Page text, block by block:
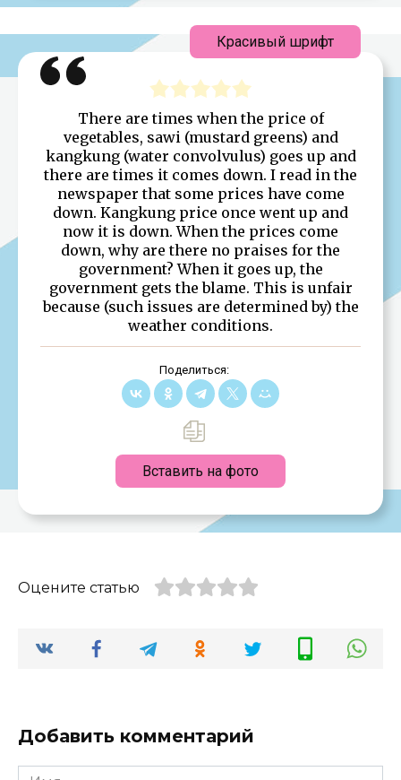
There are times when the price of
vegetables, sawi (mustard greens) and
kangkung (water convolvulus) goes up and
there are times it comes down. I read in the
newspaper that some prices have come
down. Kangkung price once went up and
now it is down. When the prices come
down, why are there no praises for the
government? When it goes up, the
government gets the blame. This is unfair
because (such issues are determined by) the
weather conditions.
Поделиться:
Вставить на фото
Красивый шрифт
Оцените статью
Добавить комментарий
Имя